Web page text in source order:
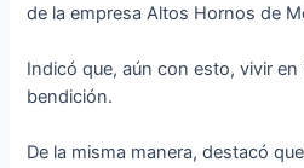
de la empresa Altos Hornos de
Indicó que, aún con esto, vivir en
bendición.
De la misma manera, destacó